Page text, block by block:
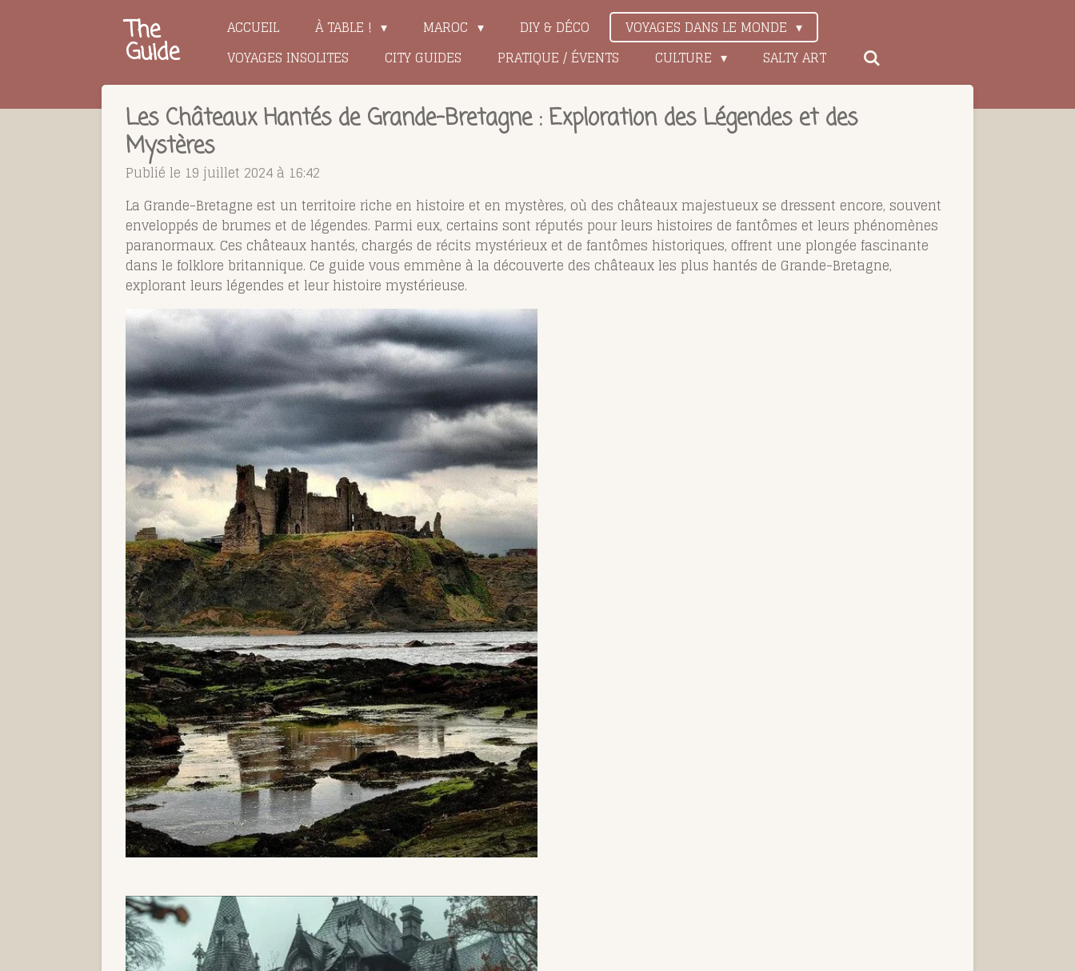
The
Guide
ACCUEIL À TABLE ! MAROC DIY & DÉCO
VOYAGES DANS LE MONDE
VOYAGES INSOLITES
CITY GUIDES PRATIQUE / ÉVENTS CULTURE SALTY ART
Les Châteaux Hantés de Grande-Bretagne : Exploration des Légendes et des
Mystères
Publié le 19 juillet 2024 à 16:42
La Grande-Bretagne est un territoire riche en histoire et en mystères, où des châteaux majestueux se dressent encore, souvent
enveloppés de brumes et de légendes. Parmi eux, certains sont réputés pour leurs histoires de fantômes et leurs phénomènes
paranormaux. Ces châteaux hantés, chargés de récits mystérieux et de fantômes historiques, offrent une plongée fascinante
dans le folklore britannique. Ce guide vous emmène à la découverte des châteaux les plus hantés de Grande-Bretagne,
explorant leurs légendes et leur histoire mystérieuse.